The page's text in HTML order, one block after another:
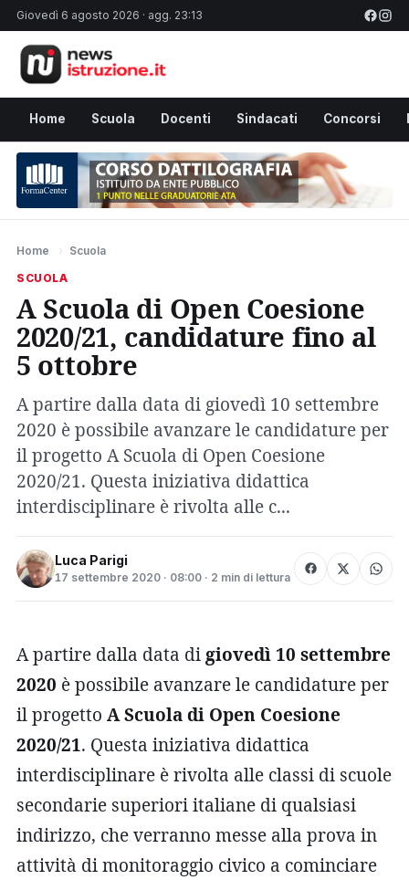
Giovedì 6 agosto 2026 · agg. 23:13
Home Scuola Docenti Sindacati Concorsi
Home › Scuola
SCUOLA
A Scuola di Open Coesione
2020/21, candidature fino al
5 ottobre
A partire dalla data di giovedì 10 settembre
2020 è possibile avanzare le candidature per
il progetto A Scuola di Open Coesione
2020/21. Questa iniziativa didattica
interdisciplinare è rivolta alle c...
Luca Parigi
17 settembre 2020 · 08:00 · 2 min di lettura
A partire dalla data di giovedì 10 settembre
2020 è possibile avanzare le candidature per
il progetto A Scuola di Open Coesione
2020/21. Questa iniziativa didattica
interdisciplinare è rivolta alle classi di scuole
secondarie superiori italiane di qualsiasi
indirizzo, che verranno messe alla prova in
attività di monitoraggio civico a cominciare